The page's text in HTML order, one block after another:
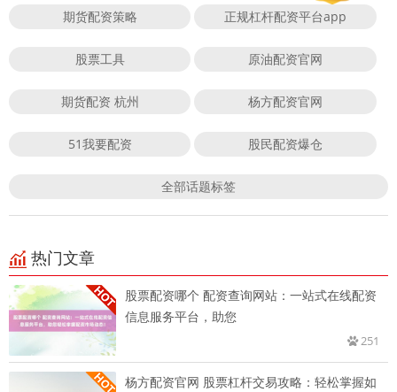
期货配资策略 正规杠杆配资平台app
股票工具 原油配资官网
期货配资 杭州 杨方配资官网
51我要配资 股民配资爆仓
全部话题标签
热门文章
股票配资哪个 配资查询网站：一站式在线配资
信息服务平台，助您
251
杨方配资官网 股票杠杆交易攻略：轻松掌握如